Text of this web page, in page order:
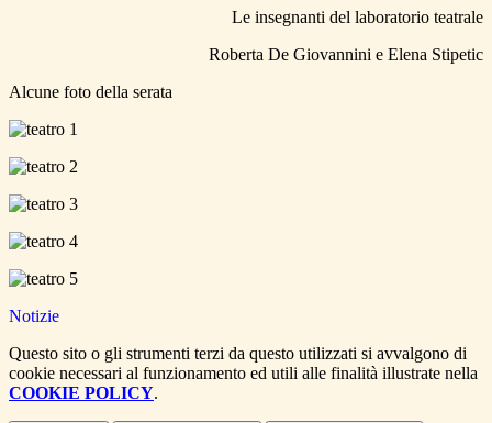
Le insegnanti del laboratorio teatrale
Roberta De Giovannini e Elena Stipetic
Alcune foto della serata
Notizie
Questo sito o gli strumenti terzi da questo utilizzati si avvalgono di
cookie necessari al funzionamento ed utili alle finalità illustrate nella
COOKIE POLICY.